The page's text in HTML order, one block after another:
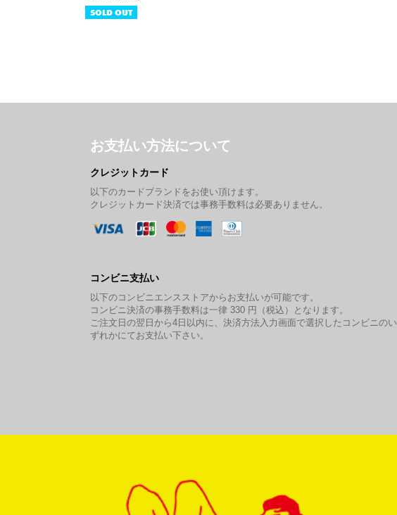
SOLD OUT
お支払い方法について
クレジットカード
以下のカードブランドをお使い頂けます。
クレジットカード決済では事務手数料は必要ありません。
コンビニ支払い
以下のコンビニエンスストアからお支払いが可能です。
コンビニ決済の事務手数料は一律 330 円（税込）となります。
ご注文日の翌日から4日以内に、決済方法入力画面で選択したコンビニのい
ずれかにてお支払い下さい。